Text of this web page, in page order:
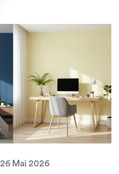
26 Mai 2026